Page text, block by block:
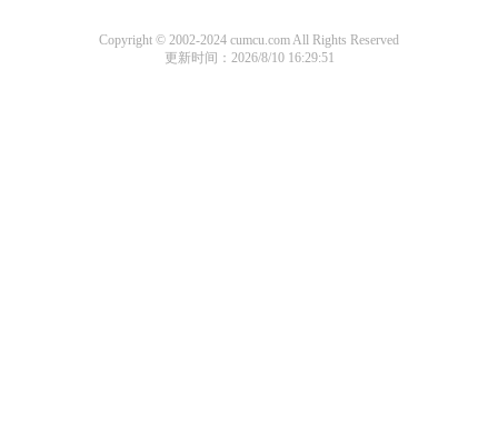
Copyright © 2002-2024 cumcu.com All Rights Reserved
更新时间：2026/8/10 16:29:51